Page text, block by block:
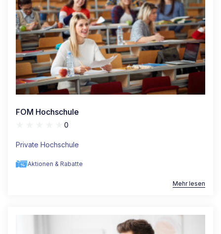
FOM Hochschule
0
Private Hochschule
Aktionen & Rabatte
Mehr lesen